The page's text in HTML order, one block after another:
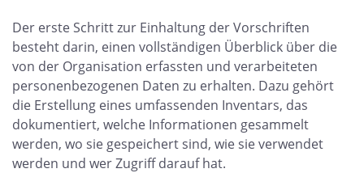
Der erste Schritt zur Einhaltung der Vorschriften
besteht darin, einen vollständigen Überblick über die
von der Organisation erfassten und verarbeiteten
personenbezogenen Daten zu erhalten. Dazu gehört
die Erstellung eines umfassenden Inventars, das
dokumentiert, welche Informationen gesammelt
werden, wo sie gespeichert sind, wie sie verwendet
werden und wer Zugriff darauf hat.